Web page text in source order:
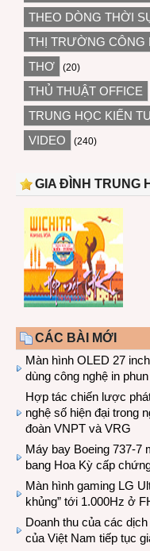
THEO DÒNG THỜI
THỊ TRƯỜNG CÔNG
THƠ (20)
THỦ THUẬT OFFICE
TRUNG HỌC KIẾN
VIDEO (240)
GIA ĐÌNH TRUNG
CÁC BÀI MỚI
Màn hình OLED 27
dùng công nghệ in
Hợp tác chiến lược
nghệ số hiện đại trong
đoàn VNPT và VRG
Máy bay Boeing 737-7
bang Hoa Kỳ cấp
Màn hình gaming LG
khủng” tới 1.000Hz ở
Doanh thu của các
của Việt Nam tiếp tục